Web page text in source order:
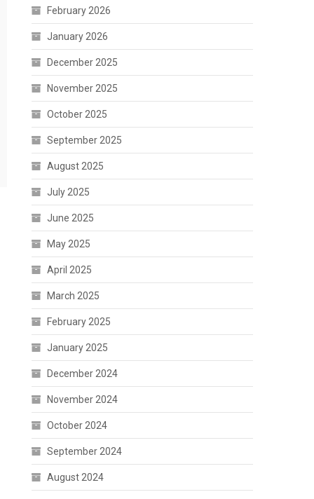
February 2026
January 2026
December 2025
November 2025
October 2025
September 2025
August 2025
July 2025
June 2025
May 2025
April 2025
March 2025
February 2025
January 2025
December 2024
November 2024
October 2024
September 2024
August 2024